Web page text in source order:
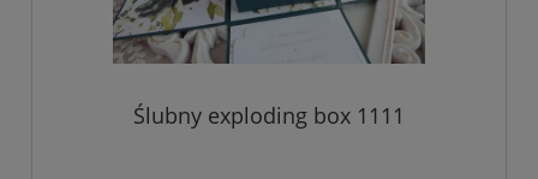
Ślubny exploding box 1111